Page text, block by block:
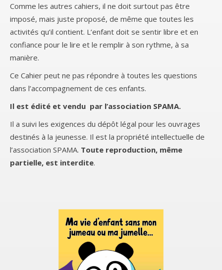
Comme les autres cahiers, il ne doit surtout pas être
imposé, mais juste proposé, de même que toutes les
activités qu’il contient. L’enfant doit se sentir libre et en
confiance pour le lire et le remplir à son rythme, à sa
manière.
Ce Cahier peut ne pas répondre à toutes les questions
dans l’accompagnement de ces enfants.
Il est édité et vendu par l’association SPAMA.
Il a suivi les exigences du dépôt légal pour les ouvrages
destinés à la jeunesse. Il est la propriété intellectuelle de
l’association SPAMA. Toute reproduction, même
partielle, est interdite.